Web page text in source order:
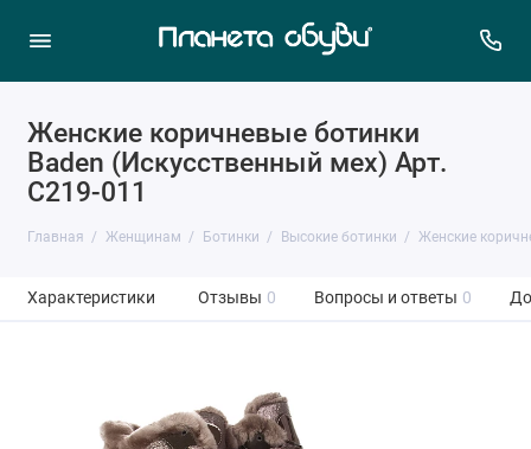
Женские коричневые ботинки
Baden (Искусственный мех) Арт.
C219-011
Главная Женщинам Ботинки Высокие ботинки Женские
Характеристики Отзывы 0 Вопросы и ответы 0